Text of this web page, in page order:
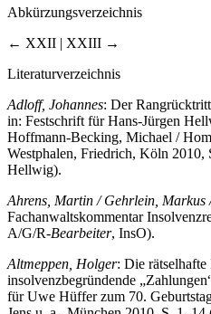
Abkürzungsverzeichnis
← XXII | XXIII →
Literaturverzeichnis
Adloff, Johannes: Der
in: Festschrift für Hans-Jürgen
Hoffmann-Becking, Michael /
Westphalen, Friedrich, Köln 2010,
Hellwig).
Ahrens, Martin / Gehrlein, Markus
Fachanwaltskommentar
A/G/R-Bearbeiter, InsO).
Altmeppen, Holger: Die
insolvenzbegründende
für Uwe Hüffer zum 70.